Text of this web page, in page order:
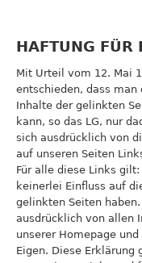
HAFTUNG FÜR
Mit Urteil vom 12. Mai
entschieden, dass man
Inhalte der gelinkten
kann, so das LG, nur
sich ausdrücklich von
auf unseren Seiten
Für alle diese Links
keinerlei Einfluss auf
gelinkten Seiten
ausdrücklich von allen
unserer Homepage
Eigen. Diese